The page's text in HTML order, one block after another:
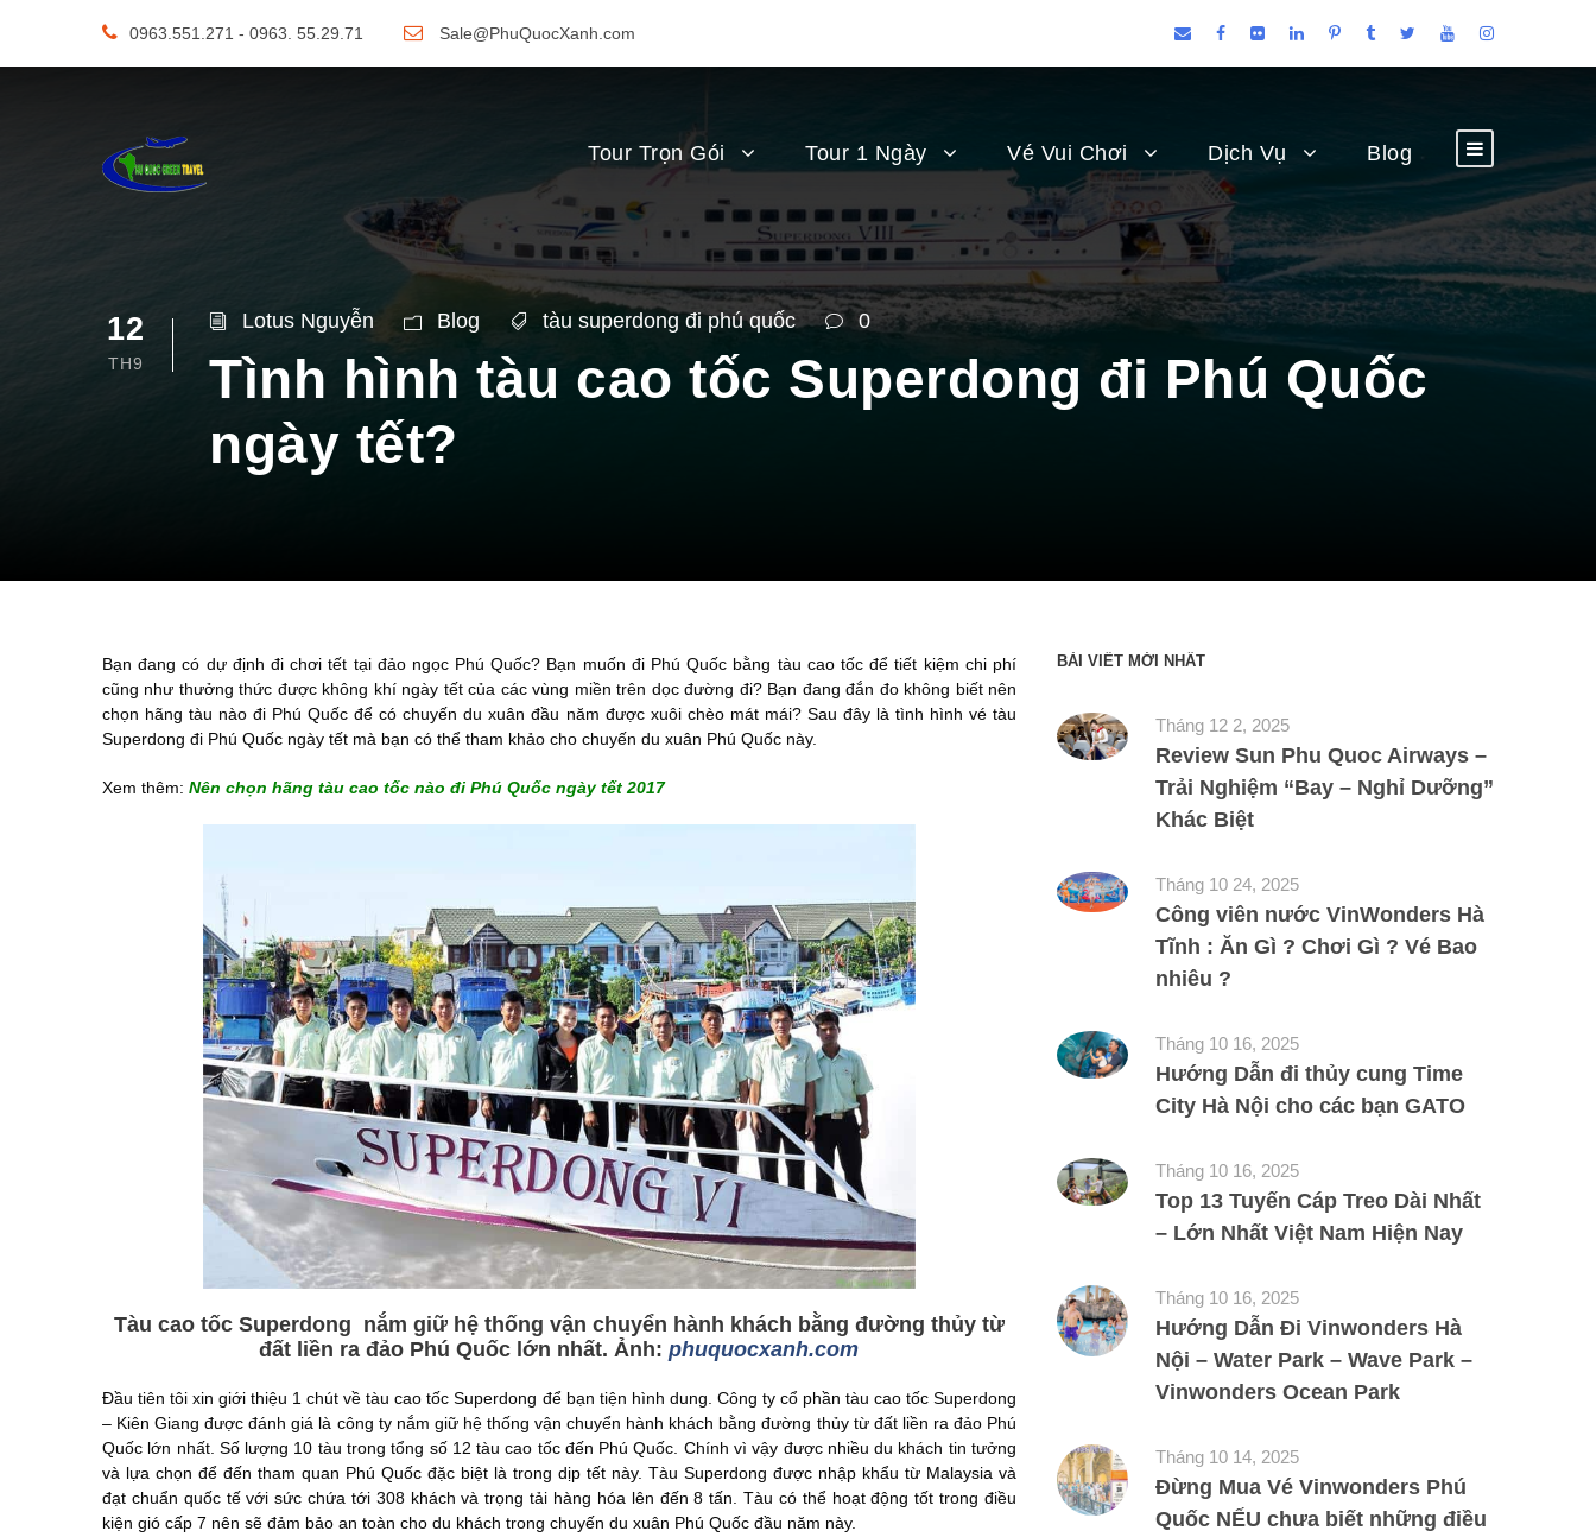
0963.551.271 - 0963. 55.29.71 Sale@PhuQuocXanh.com
Tour Trọn Gói Tour 1 Ngày Vé Vui Chơi Dịch Vụ Blog
12
TH9
Lotus Nguyễn Blog tàu superdong đi phú quốc 0
Tình hình tàu cao tốc Superdong đi Phú Quốc
ngày tết?
Bạn đang có dự định đi chơi tết tại đảo ngọc Phú Quốc? Bạn muốn đi Phú Quốc bằng tàu cao tốc để tiết kiệm chi phí
cũng như thưởng thức được không khí ngày tết của các vùng miền trên dọc đường đi? Bạn đang đắn đo không biết nên
chọn hãng tàu nào đi Phú Quốc để có chuyến du xuân đầu năm được xuôi chèo mát mái? Sau đây là tình hình vé tàu
Superdong đi Phú Quốc ngày tết mà bạn có thể tham khảo cho chuyến du xuân Phú Quốc này.
Xem thêm: Nên chọn hãng tàu cao tốc nào đi Phú Quốc ngày tết 2017
Tàu cao tốc Superdong nắm giữ hệ thống vận chuyển hành khách bằng đường thủy từ
đất liền ra đảo Phú Quốc lớn nhất. Ảnh:phuquocxanh.com
Đầu tiên tôi xin giới thiệu 1 chút về tàu cao tốc Superdong để bạn tiện hình dung. Công ty cổ phần tàu cao tốc Superdong
– Kiên Giang được đánh giá là công ty nắm giữ hệ thống vận chuyển hành khách bằng đường thủy từ đất liền ra đảo Phú
Quốc lớn nhất. Số lượng 10 tàu trong tổng số 12 tàu cao tốc đến Phú Quốc. Chính vì vậy được nhiều du khách tin tưởng
và lựa chọn để đến tham quan Phú Quốc đặc biệt là trong dịp tết này. Tàu Superdong được nhập khẩu từ Malaysia và
đạt chuẩn quốc tế với sức chứa tới 308 khách và trọng tải hàng hóa lên đến 8 tấn. Tàu có thể hoạt động tốt trong điều
kiện gió cấp 7 nên sẽ đảm bảo an toàn cho du khách trong chuyến du xuân Phú Quốc đầu năm này.
BÀI VIẾT MỚI NHẤT
Tháng 12 2, 2025
Review Sun Phu Quoc Airways –
Trải Nghiệm “Bay – Nghỉ Dưỡng”
Khác Biệt
Tháng 10 24, 2025
Công viên nước VinWonders Hà
Tĩnh : Ăn Gì ? Chơi Gì ? Vé Bao
nhiêu ?
Tháng 10 16, 2025
Hướng Dẫn đi thủy cung Time
City Hà Nội cho các bạn GATO
Tháng 10 16, 2025
Top 13 Tuyến Cáp Treo Dài Nhất
– Lớn Nhất Việt Nam Hiện Nay
Tháng 10 16, 2025
Hướng Dẫn Đi Vinwonders Hà
Nội – Water Park – Wave Park –
Vinwonders Ocean Park
Tháng 10 14, 2025
Đừng Mua Vé Vinwonders Phú
Quốc NẾU chưa biết những điều